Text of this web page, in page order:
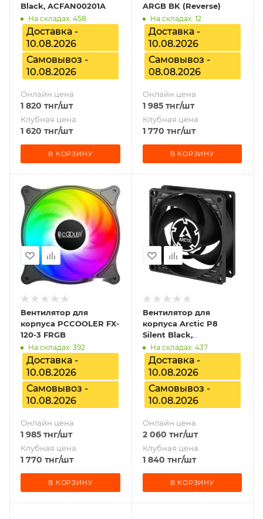
Black, ACFAN00201A
На складах: 458
Доставка -
10.08.2026
Самовывоз -
10.08.2026
Онлайн цена
1 820 тнг/шт
Клубная цена
1 620 тнг/шт
В КОРЗИНУ
ARGB BK (Reverse)
На складах: 12
Доставка -
10.08.2026
Самовывоз -
08.08.2026
Онлайн цена
1 985тнг/шт
Клубная цена
1 770 тнг/шт
В КОРЗИНУ
Вентилятор для
корпуса PCCOOLER FX-
120-3 FRGB
На складах: 392
Доставка -
10.08.2026
Самовывоз -
10.08.2026
Онлайн цена
1 985 тнг/шт
Клубная цена
1 770 тнг/шт
В КОРЗИНУ
Вентилятор для
корпуса Arctic P8
Silent Black,
ACFAN00152A
На складах: 437
Доставка -
10.08.2026
Самовывоз -
10.08.2026
Онлайн цена
2 060 тнг/шт
Клубная цена
1 840 тнг/шт
В КОРЗИНУ